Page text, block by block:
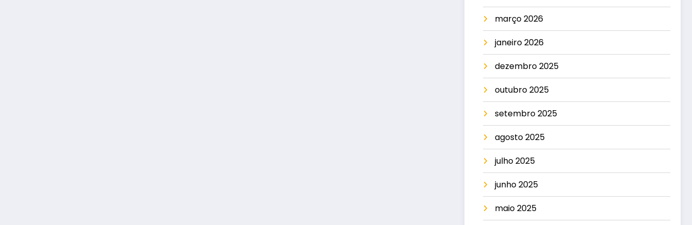
março 2026
janeiro 2026
dezembro 2025
outubro 2025
setembro 2025
agosto 2025
julho 2025
junho 2025
maio 2025